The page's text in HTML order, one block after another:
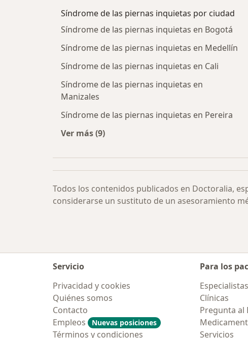
Síndrome de las piernas inquietas por ciudad
Síndrome de las piernas inquietas en Bogotá
Síndrome de las piernas inquietas en Medellín
Síndrome de las piernas inquietas en Cali
Síndrome de las piernas inquietas en
Manizales
Síndrome de las piernas inquietas en Pereira
Ver más (9)
Todos los contenidos publicados en Doctoralia,
considerarse un sustituto de un asesoramiento
Servicio
Privacidad y cookies
Quiénes somos
Contacto
Empleos
Nuevas posiciones
Términos y condiciones
Para los
Especialistas
Clínicas
Pregunta al
Servicios